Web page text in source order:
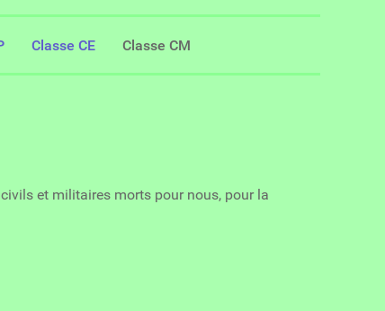
Classe CE Classe CM
et militaires morts pour nous, pour la